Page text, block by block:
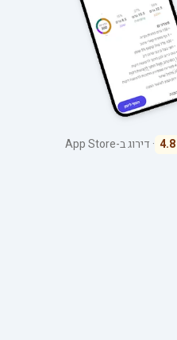
4.8 · דירוג ב-App Store